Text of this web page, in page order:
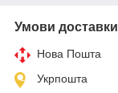
Умови доставки
Нова Пошта
Укрпошта